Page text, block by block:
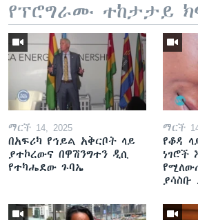
የፕሮግራሙ ተከታታይ
ማርች 14, 2025
በአፍሪካ የኅይል አቅርቦት ላይ
ያተኮረውና በዋሽንግተን ዲሲ
የተካሔደው ጉባኤ
ማርች
የቆዳ
ነገሮች
ያሳስቡ